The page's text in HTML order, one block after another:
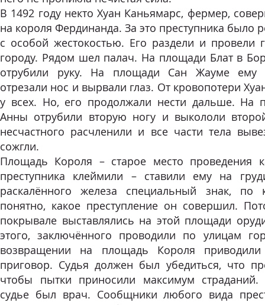
В 1492 году некто Хуан Каньямарс, фермер,
на короля Фердинанда. За это преступника было
с особой жестокостью. Его раздели и провели
городу. Рядом шел палач. На площади Блат в
отрубили руку. На площади Сан Жауме ему
отрезали нос и вырвали глаз. От кровопотери
у всех. Но, его продолжали нести дальше. На
Анны отрубили вторую ногу и выкололи
несчастного расчленили и все части тела
сожгли.
Площадь Короля – старое место проведения
преступника клеймили – ставили ему на
раскалённого железа специальный знак, по
понятно, какое преступление он совершил.
покрывале выставлялись на этой площади
этого, заключённого проводили по улицам
возвращении на площадь Короля
приговор. Судья должен был убедиться, что
чтобы пытки приносили максимум
судье был врач. Сообщники любого вида